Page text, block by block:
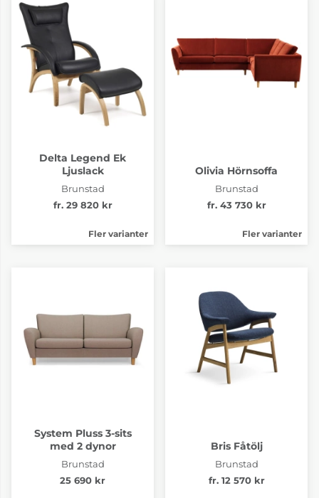
Delta Legend Ek
Ljuslack
Brunstad
fr. 29 820 kr
Fler varianter
Olivia Hörnsoffa
Brunstad
fr. 43 730 kr
Fler varianter
System Pluss 3-sits
med 2 dynor
Brunstad
25 690 kr
Bris Fåtölj
Brunstad
fr. 12 570 kr